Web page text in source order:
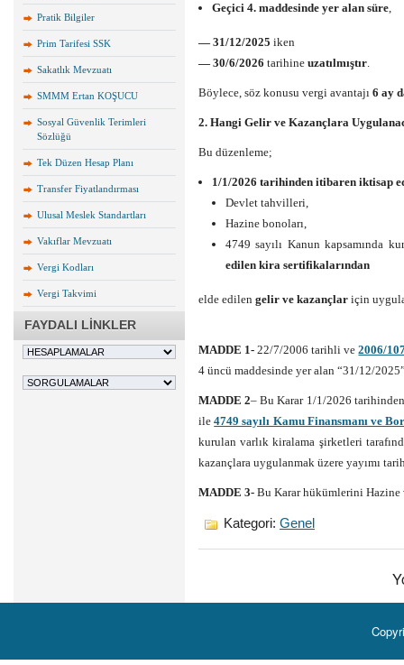
Pratik Bilgiler
Prim Tarifesi SSK
Sakatlık Mevzuatı
SMMM Ertan KOŞUCU
Sosyal Güvenlik Terimleri
Sözlüğü
Tek Düzen Hesap Planı
Transfer Fiyatlandırması
Ulusal Meslek Standartları
Vakıflar Mevzuatı
Vergi Kodları
Vergi Takvimi
FAYDALI LİNKLER
Geçici 4. maddesinde yer alan süre,
— 31/12/2025 iken
— 30/6/2026 tarihine uzatılmıştır.
Böylece, söz konusu vergi avantajı 6 ay
2. Hangi Gelir ve Kazançlara
Bu düzenleme;
1/1/2026 tarihinden itibaren iktisap
Devlet tahvilleri,
Hazine bonoları,
4749 sayılı Kanun kapsamında
edilen kira sertifikalarından
elde edilen gelir ve kazançlar için
MADDE 1- 22/7/2006 tarihli ve2006/
4 üncü maddesinde yer alan “31/12/
MADDE 2– Bu Karar 1/1/2026
ile4749 sayılı Kamu Finansmanı ve
kurulan varlık kiralama şirketleri
kazançlara uygulanmak üzere yayımı
MADDE 3- Bu Karar hükümlerini
Kategori: Genel